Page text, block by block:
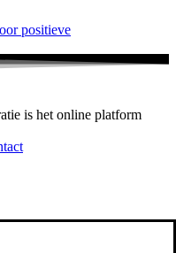
positieve
is het online platform